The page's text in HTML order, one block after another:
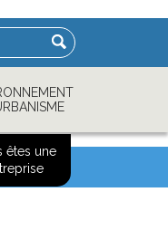
êtes une